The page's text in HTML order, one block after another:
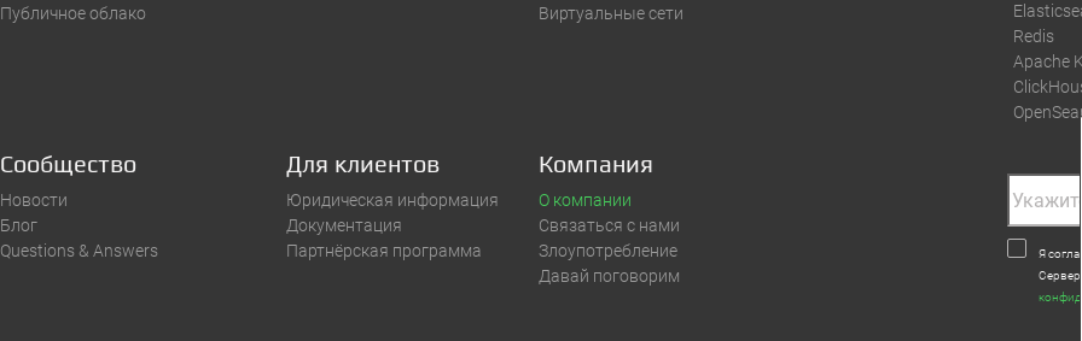
Публичное облако
Виртуальные сети
Redis
Apache
Сообщество
Новости
Блог
Questions & Answers
Для клиентов
Юридическая информация
Документация
Партнёрская программа
Компания
О компании
Связаться с нами
Злоупотребление
Давай поговорим
Я